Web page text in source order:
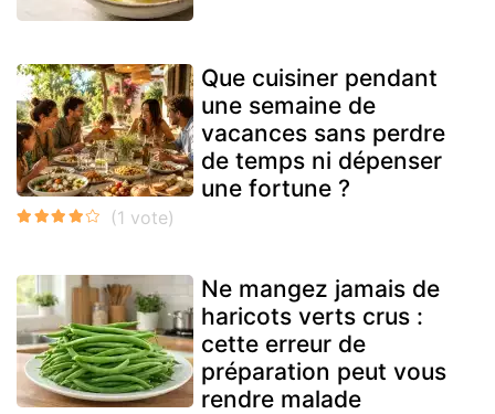
Que cuisiner pendant
une semaine de
vacances sans perdre
de temps ni dépenser
une fortune ?
Ne mangez jamais de
haricots verts crus :
cette erreur de
préparation peut vous
rendre malade